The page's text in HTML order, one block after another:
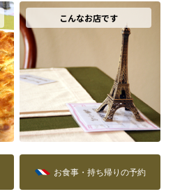
こんなお店です
お食事・持ち帰りの予約